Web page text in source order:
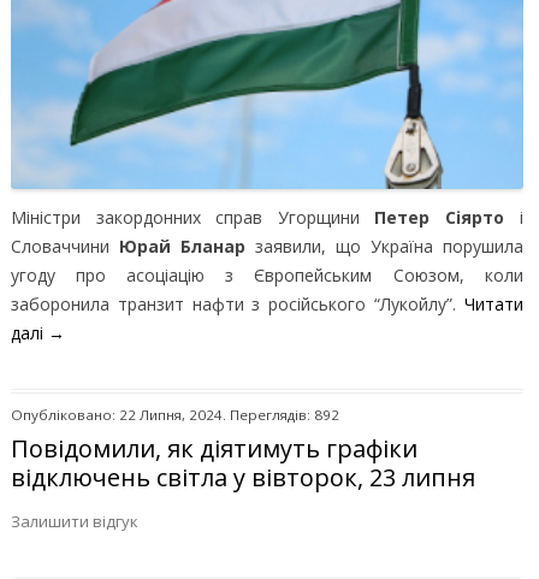
Міністри закордонних справ Угорщини Петер Сіярто і
Словаччини Юрай Бланар заявили, що Україна порушила
угоду про асоціацію з Європейським Союзом, коли
заборонила транзит нафти з російського “Лукойлу”. Читати
далі →
Опубліковано: 22 Липня, 2024. Переглядів: 892
Повідомили, як діятимуть графіки
відключень світла у вівторок, 23 липня
Залишити відгук